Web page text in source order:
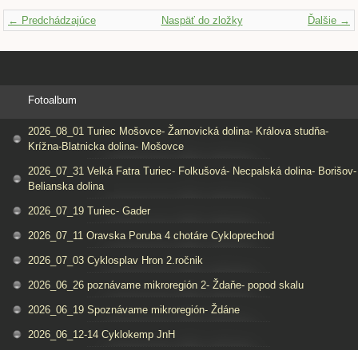
← Predchádzajúce Ďalšie →
Naspäť do zložky
Fotoalbum
2026_08_01 Turiec Mošovce- Žarnovická dolina- Králova studňa-
Krížna-Blatnicka dolina- Mošovce
2026_07_31 Velká Fatra Turiec- Folkušová- Necpalská dolina- Borišov-
Belianska dolina
2026_07_19 Turiec- Gader
2026_07_11 Oravska Poruba 4 chotáre Cykloprechod
2026_07_03 Cyklosplav Hron 2.ročnik
2026_06_26 poznávame mikroregión 2- Ždaňe- popod skalu
2026_06_19 Spoznávame mikroregión- Ždáne
2026_06_12-14 Cyklokemp JnH